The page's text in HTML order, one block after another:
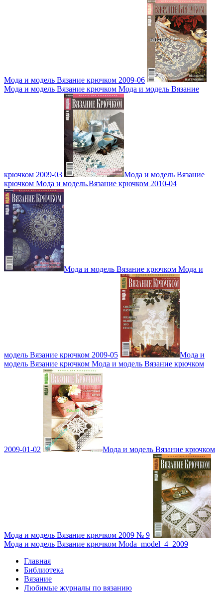
Мода и модель Вязание крючком 2009-06
Мода и модель Вязание крючком Мода и модель Вязание
крючком 2009-03
Мода и модель Вязание
крючком Мода и модель.Вязание крючком 2010-04
Мода и модель Вязание крючком Мода и
модель Вязание крючком 2009-05
Мода и
модель Вязание крючком Мода и модель Вязание крючком
2009-01-02 Мода и модель Вязание крючком
Мода и модель Вязание крючком 2009 № 9
Мода и модель Вязание крючком Moda_model_4_2009
Главная
Библиотека
Вязание
Любимые журналы по вязанию